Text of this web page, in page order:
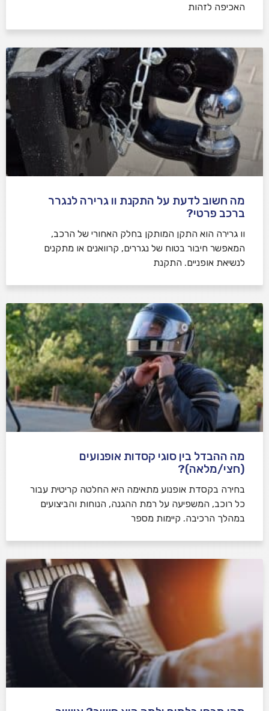
האכיפה לזהות
מה חשוב לדעת על התקנת וו גרירה לנגרר
ברכב פרטי?
וו גרירה הוא התקן המותקן בחלק האחורי של הרכב,
המאפשר חיבור בטוח של נגררים, קרוואנים או מתקנים
לנשיאת אופניים. התקנת
מה ההבדל בין סוגי קסדות אופנועים
(חצי/מלאה)?
בחירה בקסדת אופנוע מתאימה היא החלטה קריטית עבור
כל רוכב, המשפיעה על רמת ההגנה, הנוחות והביצועים
במהלך הרכיבה. קיימות מספר